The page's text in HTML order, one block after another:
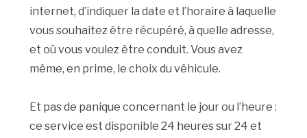
internet, d’indiquer la date et l’horaire à laquelle
vous souhaitez être récupéré, à quelle adresse,
et où vous voulez être conduit. Vous avez
même, en prime, le choix du véhicule.
Et pas de panique concernant le jour ou l’heure :
ce service est disponible 24 heures sur 24 et